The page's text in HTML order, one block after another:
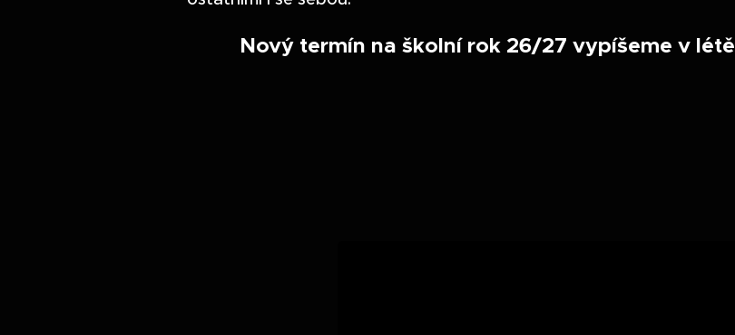
🔴🟣Nový termín na školní rok 26/27 vypíšeme v létě